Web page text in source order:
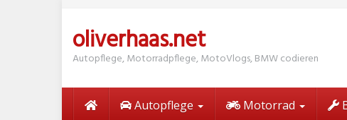
oliverhaas.net
Autopflege, Motorradpflege, MotoVlogs, BMW codieren
Autopflege Motorrad